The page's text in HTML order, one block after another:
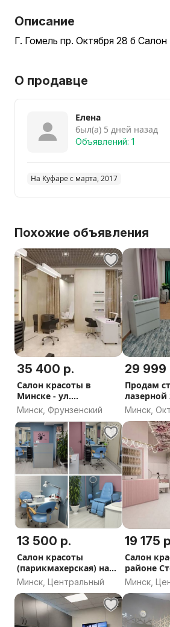
Описание
Г. Гомель пр. Октября 28 б
О продавце
Елена
был(а) 5 дней назад
Объявлений: 1
На Куфаре с марта, 2017
Похожие объявления
35 400 р.
Салон красоты в
Минске - ул.
Кальварийская -
Госаренда
Минск, Фрунзенский
29 999
Продам
Минск,
13 500 р.
Салон красоты
(парикмахерская) на
Машерова
Минск, Центральный
19 175
Салон
районе
бизнес в
Минск,